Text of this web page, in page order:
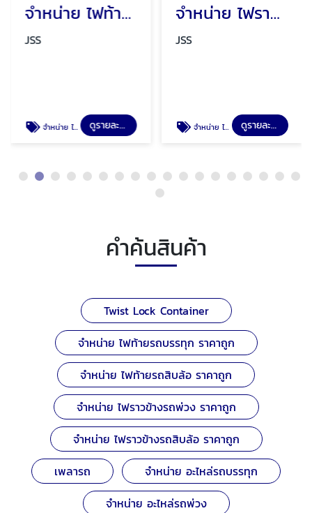
จำหน่าย ไฟท้ายรถสิบล้อ ราคาถูก
JSS
จำหน่าย ไฟท้ายรถสิบล้อ ราคาถูก ดูรายละเอียด
จำหน่าย ไฟราวข้างรถพ่วง ราคาถูก
JSS
จำหน่าย ไฟราวข้างรถพ่วง ราคาถูก ดูรายละเอียด
คำค้นสินค้า
Twist Lock Container
จำหน่าย ไฟท้ายรถบรรทุก ราคาถูก
จำหน่าย ไฟท้ายรถสิบล้อ ราคาถูก
จำหน่าย ไฟราวข้างรถพ่วง ราคาถูก
จำหน่าย ไฟราวข้างรถสิบล้อ ราคาถูก
เพลารถ
จำหน่าย อะไหล่รถบรรทุก
จำหน่าย อะไหล่รถพ่วง